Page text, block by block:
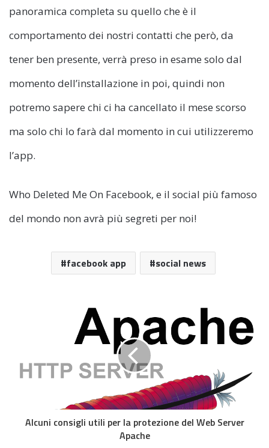
panoramica completa su quello che è il
comportamento dei nostri contatti che però, da
tener ben presente, verrà preso in esame solo dal
momento dell’installazione in poi, quindi non
potremo sapere chi ci ha cancellato il mese scorso
ma solo chi lo farà dal momento in cui utilizzeremo
l’app.
Who Deleted Me On Facebook, e il social più famoso
del mondo non avrà più segreti per noi!
facebook app social news
Alcuni consigli utili per la protezione del Web Server
Apache